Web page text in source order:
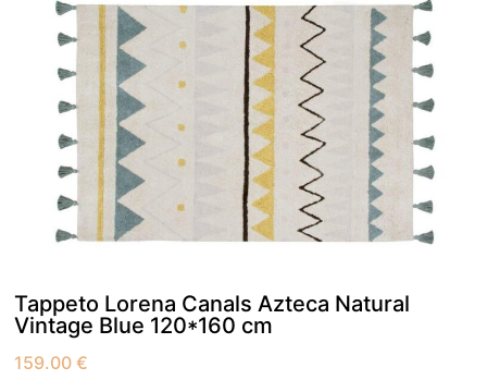
Tappeto Lorena Canals Azteca Natural
Vintage Blue 120*160 cm
159.00€